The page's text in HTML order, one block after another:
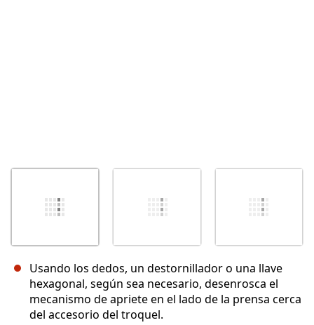
Usando los dedos, un destornillador o una llave
hexagonal, según sea necesario, desenrosca el
mecanismo de apriete en el lado de la prensa cerca
del accesorio del troquel.